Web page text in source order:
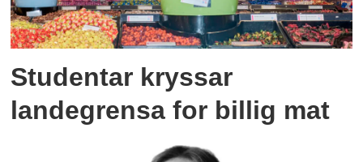
Studentar kryssar
landegrensa for billig mat